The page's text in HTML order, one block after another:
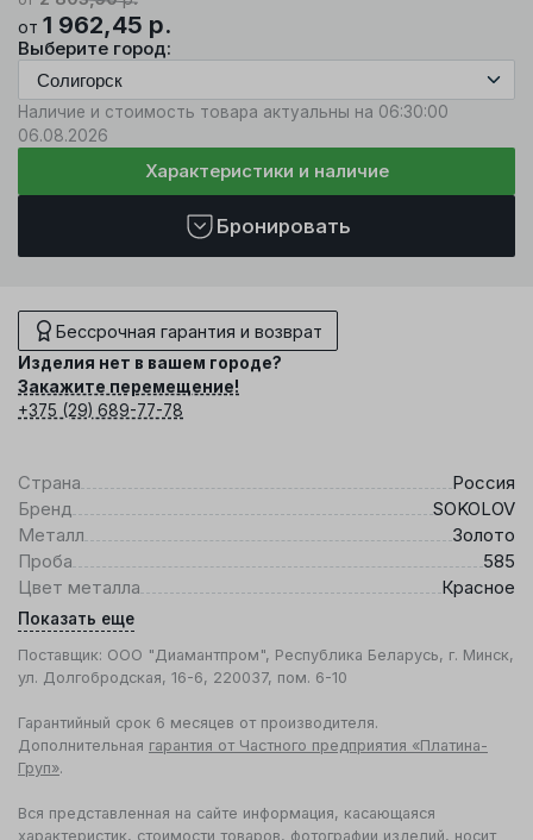
от 1 962,45 р.
Выберите город:
Наличие и стоимость товара актуальны на 06:30:00
06.08.2026
Характеристики и наличие
Бронировать
Бессрочная гарантия и возврат
Изделия нет в вашем городе?
Закажите перемещение!
+375 (29) 689-77-78
Страна
Россия
Бренд
SOKOLOV
Металл
Золото
Проба
585
Цвет металла
Красное
Показать еще
Поставщик: ООО "Диамантпром", Республика Беларусь, г. Минск,
ул. Долгобродская, 16-6, 220037, пом. 6-10
Гарантийный срок 6 месяцев от производителя.
Дополнительная гарантия от Частного предприятия «Платина-
Груп».
Вся представленная на сайте информация, касающаяся
характеристик, стоимости товаров, фотографии изделий, носит